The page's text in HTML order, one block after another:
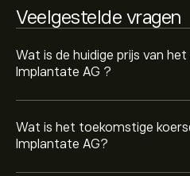
Veelgestelde vragen
Wat is de huidige prijs van het
Implantate AG ?
Wat is het toekomstige
Implantate AG?